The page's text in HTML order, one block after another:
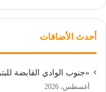
أحدث الأضافات
«جنوب الوادي القابضة
أغسطس، 2026